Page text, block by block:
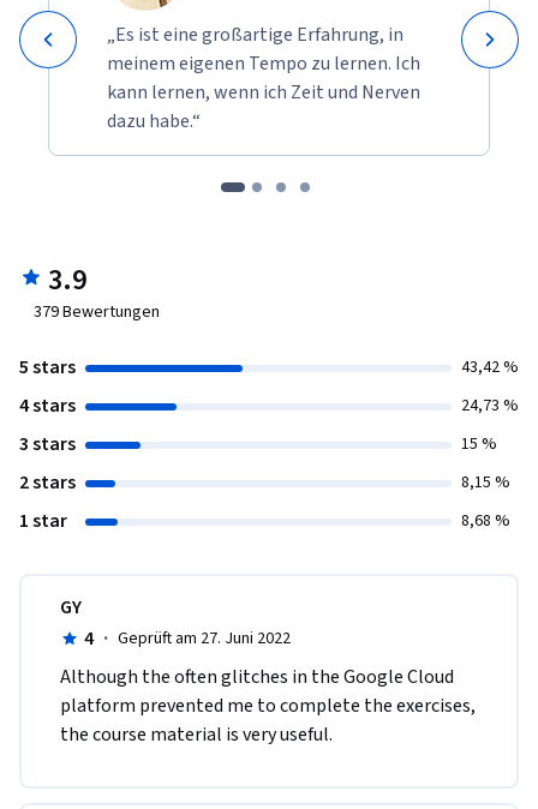
„Es ist eine großartige Erfahrung, in
meinem eigenen Tempo zu lernen. Ich
kann lernen, wenn ich Zeit und Nerven
dazu habe.“
3.9
379Bewertungen
5 stars 43,42 %
4 stars 24,73 %
3 stars 15 %
2 stars 8,15 %
1 star 8,68 %
GY
4 · Geprüft am 27. Juni 2022
Although the often glitches in the Google Cloud
platform prevented me to complete the exercises,
the course material is very useful.